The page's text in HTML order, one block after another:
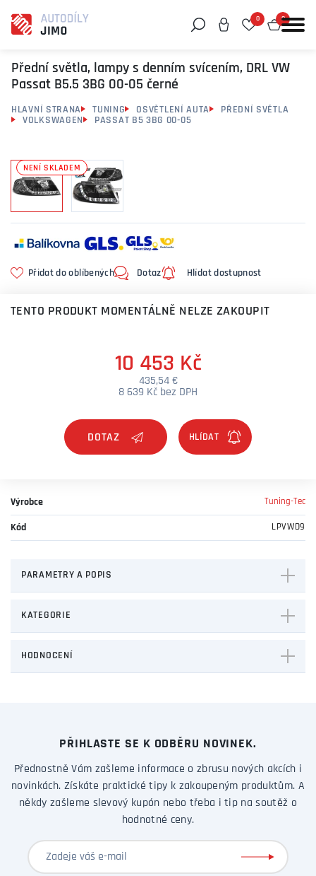
0 0
Přední světla, lampy s denním svícením, DRL VW
Passat B5.5 3BG 00-05 černé
HLAVNÍ STRANA TUNING OSVĚTLENÍ AUTA
PŘEDNÍ SVĚTLA
VOLKSWAGEN
PASSAT B5 3BG 00-05
NENÍ SKLADEM
Přidat do oblíbených Dotaz Hlídat dostupnost
TENTO PRODUKT MOMENTÁLNĚ NELZE ZAKOUPIT
10 453 Kč
435,54 €
8 639 Kč bez DPH
DOTAZ
Výrobce Tuning-Tec
Kód LPVWD9
PARAMETRY A POPIS
KATEGORIE
HODNOCENÍ
PŘIHLASTE SE K ODBĚRU NOVINEK.
Přednostně Vám zašleme informace o zbrusu nových akcích i
novinkách. Získáte praktické tipy k zakoupeným produktům. A
někdy zašleme slevový kupón nebo třeba i tip na soutěž o
hodnotné ceny.
Můžeme vám pomoci něco najít?